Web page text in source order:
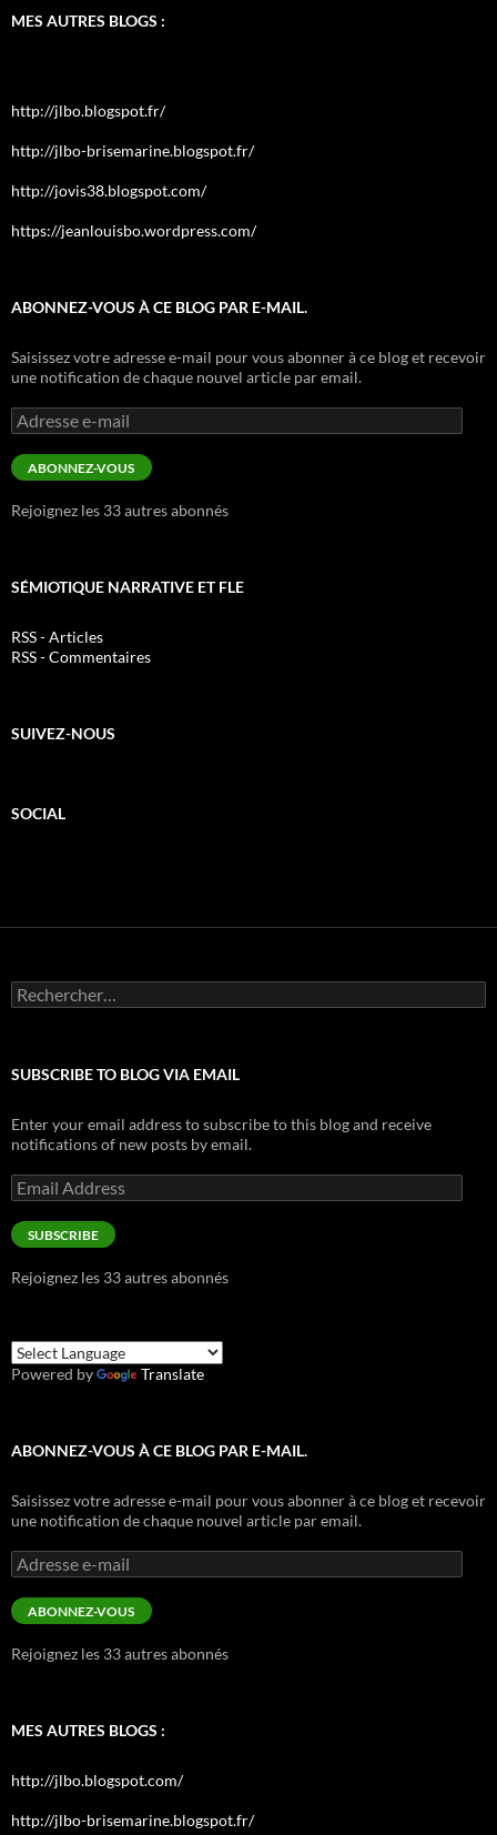
MES AUTRES BLOGS :
http://jlbo.blogspot.fr/
http://jlbo-brisemarine.blogspot.fr/
http://jovis38.blogspot.com/
https://jeanlouisbo.wordpress.com/
ABONNEZ-VOUS À CE BLOG PAR E-MAIL.
Saisissez votre adresse e-mail pour vous abonner à ce blog et recevoir
une notification de chaque nouvel article par email.
Adresse
e-
mail
ABONNEZ-VOUS
Rejoignez les 33 autres abonnés
SÉMIOTIQUE NARRATIVE ET FLE
RSS - Articles
RSS - Commentaires
SUIVEZ-NOUS
SOCIAL
Rechercher :
SUBSCRIBE TO BLOG VIA EMAIL
Enter your email address to subscribe to this blog and receive
notifications of new posts by email.
Email
Address
SUBSCRIBE
Rejoignez les 33 autres abonnés
Powered by Translate
ABONNEZ-VOUS À CE BLOG PAR E-MAIL.
Saisissez votre adresse e-mail pour vous abonner à ce blog et recevoir
une notification de chaque nouvel article par email.
Adresse
e-
mail
ABONNEZ-VOUS
Rejoignez les 33 autres abonnés
MES AUTRES BLOGS :
http://jlbo.blogspot.com/
http://jlbo-brisemarine.blogspot.fr/